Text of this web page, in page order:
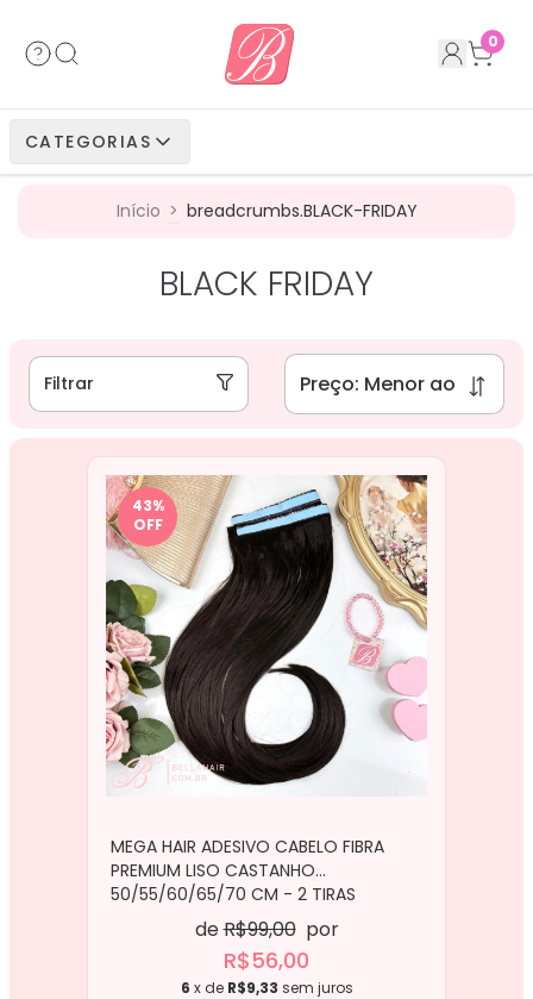
0
CATEGORIAS
Cabelos Humanos
Cabelos Bio Vegetais
Cabelos Humanos
Cabelos Bio Vegetais
Cabelos Bio Fibra
Início > breadcrumbs.BLACK-FRIDAY
BLACK FRIDAY
Filtrar
43%
OFF
MEGA HAIR ADESIVO CABELO FIBRA
PREMIUM LISO CASTANHO
50/55/60/65/70 CM - 2 TIRAS
deR$99,00 por
R$56,00
6 x de R$9,33 sem juros